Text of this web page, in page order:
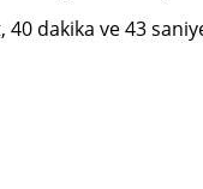
40 dakika ve 43